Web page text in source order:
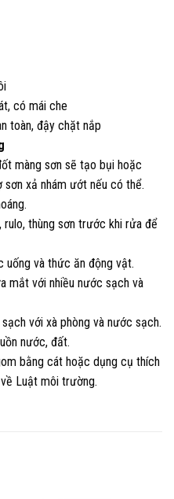
có mái che
toàn, đậy chặt nắp
màng sơn sẽ tạo bụi hoặc
sơn xả nhám ướt nếu có thể.
thùng sơn trước khi rửa để
uống và thức ăn động vật.
mắt với nhiều nước sạch và
với xà phòng và nước sạch.
nước, đất.
bằng cát hoặc dụng cụ thích
Luật môi trường.